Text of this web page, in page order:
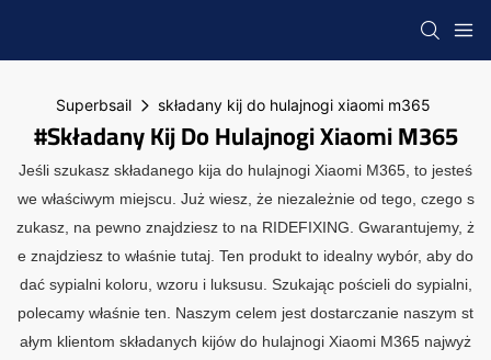
Superbsail składany kij do hulajnogi xiaomi m365
#składany Kij Do Hulajnogi Xiaomi M365
Jeśli szukasz składanego kija do hulajnogi Xiaomi M365, to jesteś
we właściwym miejscu. Już wiesz, że niezależnie od tego, czego s
zukasz, na pewno znajdziesz to na RIDEFIXING. Gwarantujemy, ż
e znajdziesz to właśnie tutaj. Ten produkt to idealny wybór, aby do
dać sypialni koloru, wzoru i luksusu. Szukając pościeli do sypialni,
polecamy właśnie ten. Naszym celem jest dostarczanie naszym st
ałym klientom składanych kijów do hulajnogi Xiaomi M365 najwyż